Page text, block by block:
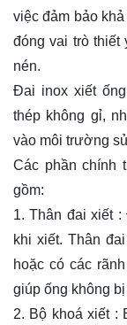
việc đảm bảo
đóng vai trò thiết
nén.
Đai inox xiết
thép không gỉ,
vào môi trường
Các phần chính
gồm:
1. Thân đai xiết
khi xiết. Thân
hoặc có các
giúp ống không
2. Bộ khoá xiết :